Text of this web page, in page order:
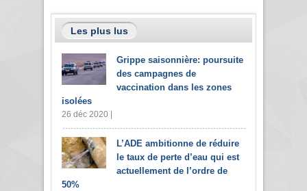
Les plus lus
Grippe saisonnière: poursuite
des campagnes de
vaccination dans les zones
isolées
26 déc 2020 |
L’ADE ambitionne de réduire
le taux de perte d’eau qui est
actuellement de l’ordre de
50%